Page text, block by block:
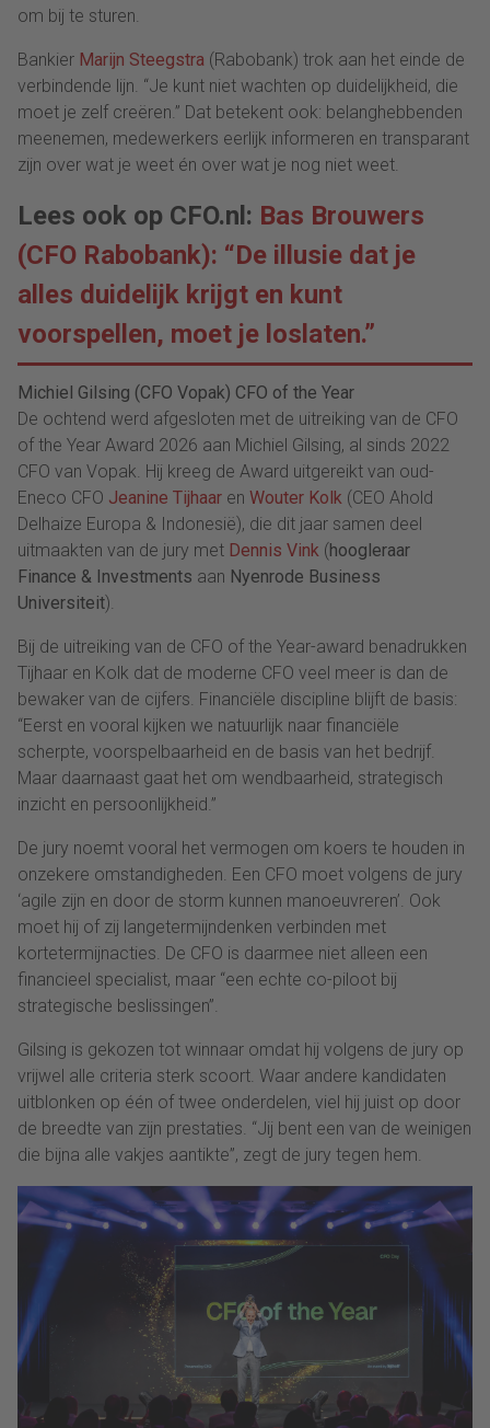
om bij te sturen.
Bankier Marijn Steegstra (Rabobank) trok aan het einde de
verbindende lijn. “Je kunt niet wachten op duidelijkheid, die
moet je zelf creëren.” Dat betekent ook: belanghebbenden
meenemen, medewerkers eerlijk informeren en transparant
zijn over wat je weet én over wat je nog niet weet.
Lees ook op CFO.nl: Bas Brouwers
(CFO Rabobank): “De illusie dat je
alles duidelijk krijgt en kunt
voorspellen, moet je loslaten.”
Michiel Gilsing (CFO Vopak) CFO of the Year
De ochtend werd afgesloten met de uitreiking van de CFO
of the Year Award 2026 aan Michiel Gilsing, al sinds 2022
CFO van Vopak. Hij kreeg de Award uitgereikt van oud-
Eneco CFO Jeanine Tijhaar en Wouter Kolk (CEO Ahold
Delhaize Europa & Indonesië), die dit jaar samen deel
uitmaakten van de jury met Dennis Vink (hoogleraar
Finance & Investments aan Nyenrode Business
Universiteit).
Bij de uitreiking van de CFO of the Year-award benadrukken
Tijhaar en Kolk dat de moderne CFO veel meer is dan de
bewaker van de cijfers. Financiële discipline blijft de basis:
“Eerst en vooral kijken we natuurlijk naar financiële
scherpte, voorspelbaarheid en de basis van het bedrijf.
Maar daarnaast gaat het om wendbaarheid, strategisch
inzicht en persoonlijkheid.”
De jury noemt vooral het vermogen om koers te houden in
onzekere omstandigheden. Een CFO moet volgens de jury
‘agile zijn en door de storm kunnen manoeuvreren’. Ook
moet hij of zij langetermijndenken verbinden met
kortetermijnacties. De CFO is daarmee niet alleen een
financieel specialist, maar “een echte co-piloot bij
strategische beslissingen”.
Gilsing is gekozen tot winnaar omdat hij volgens de jury op
vrijwel alle criteria sterk scoort. Waar andere kandidaten
uitblonken op één of twee onderdelen, viel hij juist op door
de breedte van zijn prestaties. “Jij bent een van de weinigen
die bijna alle vakjes aantikte”, zegt de jury tegen hem.